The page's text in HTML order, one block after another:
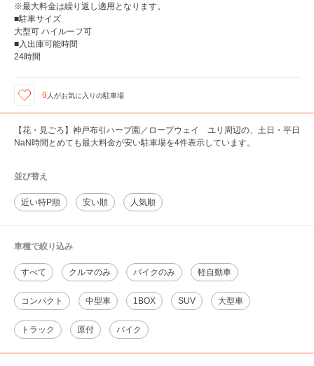
※最大料金は繰り返し適用となります。
■駐車サイズ
大型可 ハイルーフ可
■入出庫可能時間
24時間
6 人がお気に入りの駐車場
【花・見ごろ】神戸布引ハーブ園／ロープウェイ ユリ周辺の、土日・平日
NaN時間とめても最大料金が安い駐車場を4件表示しています。
並び替え
近い特P順 安い順 人気順
車種で絞り込み
すべて クルマのみ バイクのみ 軽自動車
コンパクト 中型車 1BOX SUV 大型車
トラック 原付 バイク